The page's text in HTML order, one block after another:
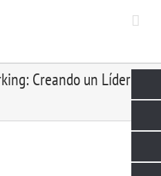
Creando un Líder